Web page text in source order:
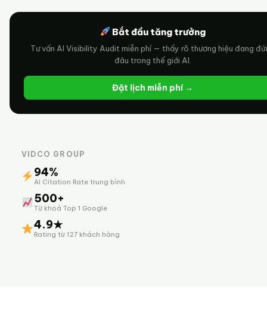
Bắt đầu tăng trưởng
Tư vấn AI Visibility Audit miễn phí — thấy rõ thương hiệu đang
đâu trong thế giới AI.
Đặt lịch miễn phí →
VIDCO GROUP
94%
AI Citation Rate trung bình
500+
Từ khoá Top 1 Google
4.9★
Rating từ 127 khách hàng